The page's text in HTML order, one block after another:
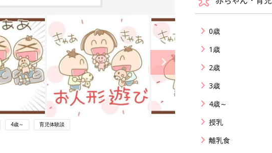
4歳～ 育児体験談
0歳
1歳
2歳
3歳
4歳～
授乳
離乳食